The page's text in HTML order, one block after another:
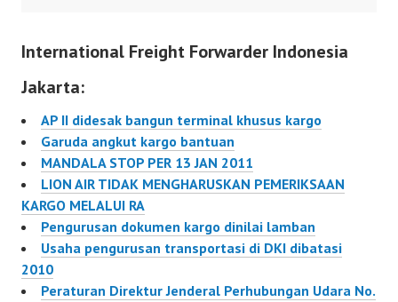
Dirjen Perhubungan
Indonesia (PMI) dan
Harian Kepala
Komunikasi Perusahaan
Garuda M. Ikhsan Rosan
mengatakan bantuan itu
diangkut mulai hari
pertama hingga ketujuh
pascagempa yang
melanda…
International Freight Forwarder Indonesia
Jakarta:
AP II didesak bangun terminal khusus kargo
Garuda angkut kargo bantuan
MANDALA STOP PER 13 JAN 2011
LION AIR TIDAK MENGHARUSKAN PEMERIKSAAN
KARGO MELALUI RA
Pengurusan dokumen kargo dinilai lamban
Usaha pengurusan transportasi di DKI dibatasi
2010
Peraturan Direktur Jenderal Perhubungan Udara No.